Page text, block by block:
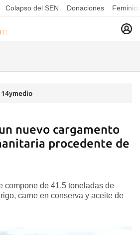
Colapso del SEN Donaciones
14ymedio
nuevo cargamento
procedente de
compone de 41,5 toneladas de
carne en conserva y aceite de